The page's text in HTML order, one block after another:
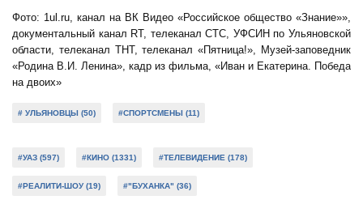
Фото: 1ul.ru, канал на ВК Видео «Российское общество «Знание»»,
документальный канал RT, телеканал СТС, УФСИН по Ульяновской
области, телеканал ТНТ, телеканал «Пятница!», Музей-заповедник
«Родина В.И. Ленина», кадр из фильма, «Иван и Екатерина. Победа
на двоих»
# УЛЬЯНОВЦЫ (50) #СПОРТСМЕНЫ (11)
#УАЗ (597) #КИНО (1331) #ТЕЛЕВИДЕНИЕ (178)
#РЕАЛИТИ-ШОУ (19) #"БУХАНКА" (36)